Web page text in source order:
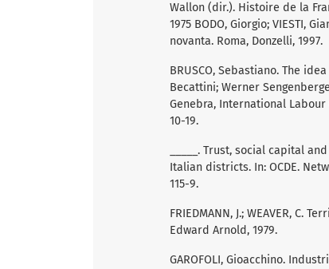
Wallon (dir.). Histoire de la
1975 BODO, Giorgio; VIESTI,
novanta. Roma, Donzelli, 1997.
BRUSCO, Sebastiano. The
Becattini; Werner
Genebra, International
10-19.
_____. Trust, social capital
Italian districts. In: OCDE.
115-9.
FRIEDMANN, J.; WEAVER, C.
Edward Arnold, 1979.
GAROFOLI, Gioacchino.